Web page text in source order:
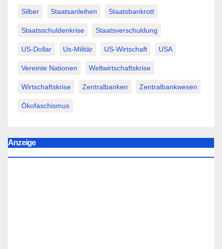
Silber Staatsanleihen Staatsbankrott
Staatsschuldenkrise Staatsverschuldung
US-Dollar Us-Militär US-Wirtschaft USA
Vereinte Nationen Weltwirtschaftskrise
Wirtschaftskrise Zentralbanken Zentralbankwesen
Ökofaschismus
Anzeige